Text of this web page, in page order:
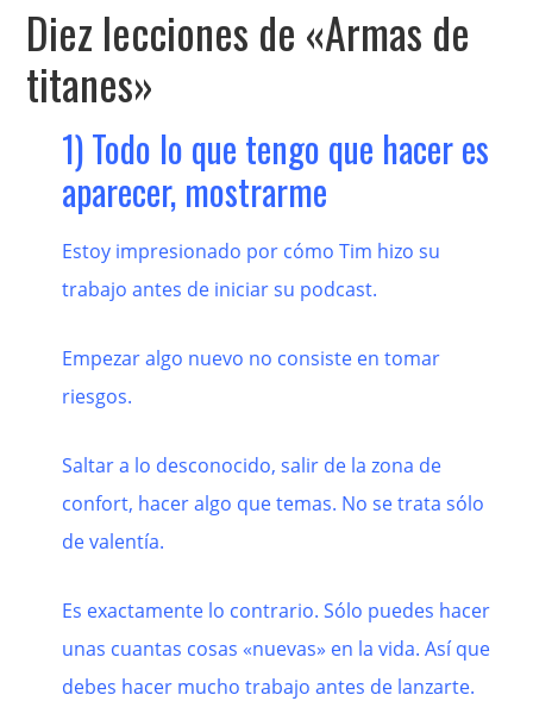
Diez lecciones de «Armas de
titanes»
1) Todo lo que tengo que hacer es
aparecer, mostrarme
Estoy impresionado por cómo Tim hizo su
trabajo antes de iniciar su podcast.
Empezar algo nuevo no consiste en tomar
riesgos.
Saltar a lo desconocido, salir de la zona de
confort, hacer algo que temas. No se trata sólo
de valentía.
Es exactamente lo contrario. Sólo puedes hacer
unas cuantas cosas «nuevas» en la vida. Así que
debes hacer mucho trabajo antes de lanzarte.